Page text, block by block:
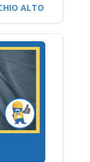
ALTO